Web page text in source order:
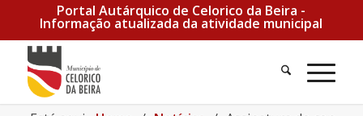
Portal Autárquico de Celorico da Beira -
Informação atualizada da atividade municipal
Pesquisa